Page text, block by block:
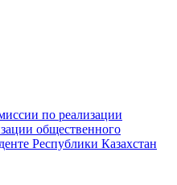
по реализации
общественного
Республики Казахстан